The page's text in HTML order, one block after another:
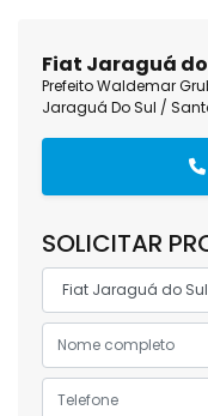
Fiat Jaraguá
Prefeito Waldemar
Jaraguá Do Sul /
SOLICITAR